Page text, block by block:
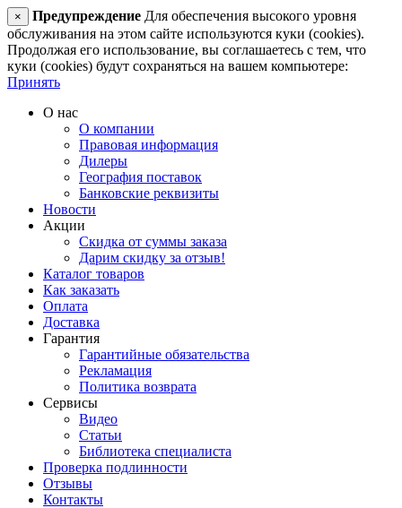
× Предупреждение Для обеспечения высокого уровня
обслуживания на этом сайте используются куки (cookies).
Продолжая его использование, вы соглашаетесь с тем, что
куки (cookies) будут сохраняться на вашем компьютере:
Принять
О нас
О компании
Правовая информация
Дилеры
География поставок
Банковские реквизиты
Новости
Акции
Скидка от суммы заказа
Дарим скидку за отзыв!
Каталог товаров
Как заказать
Оплата
Доставка
Гарантия
Гарантийные обязательства
Рекламация
Политика возврата
Сервисы
Видео
Статьи
Библиотека специалиста
Проверка подлинности
Отзывы
Контакты